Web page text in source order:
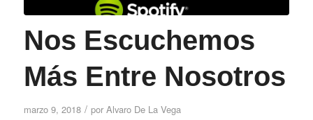
Nos Escuchemos
Más Entre Nosotros
marzo 9, 2018 / por Alvaro De La Vega